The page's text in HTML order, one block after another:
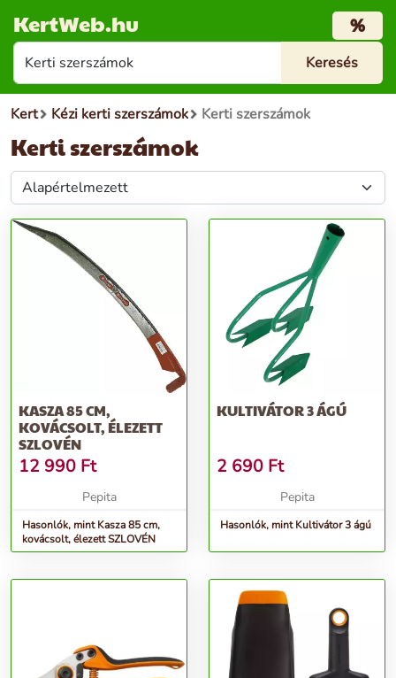
KertWeb.hu %
Kert Kézi kerti szerszámok Kerti szerszámok
Kerti szerszámok
KASZA 85 CM,
KOVÁCSOLT, ÉLEZETT
SZLOVÉN
12 990 Ft
Pepita
Hasonlók, mint Kasza 85 cm,
kovácsolt, élezett SZLOVÉN
KULTIVÁTOR 3 ÁGÚ
2 690 Ft
Pepita
Hasonlók, mint Kultivátor 3 ágú